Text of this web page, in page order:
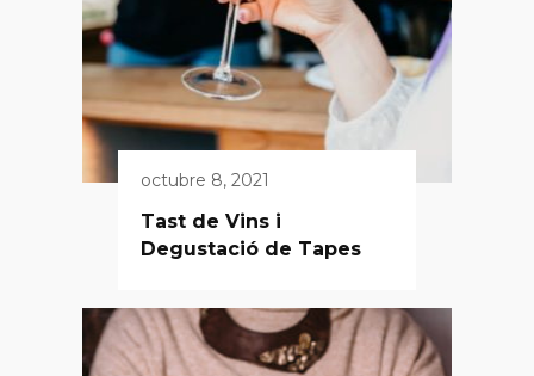
octubre 8, 2021
Tast de Vins i
Degustació de Tapes